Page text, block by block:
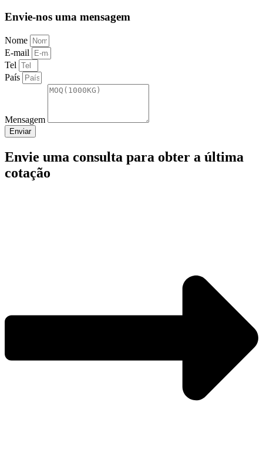
Envie-nos uma mensagem
Nome
E-mail
Tel
País
Mensagem
Enviar
Envie uma consulta para obter a última
cotação